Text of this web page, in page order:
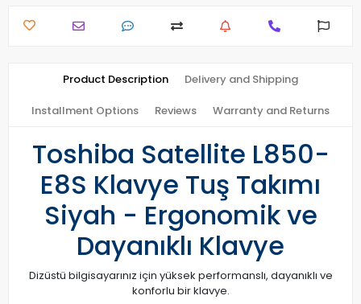
Product Description Delivery and Shipping
Installment Options Reviews Warranty and Returns
Toshiba Satellite L850-
E8S Klavye Tuş Takımı
Siyah - Ergonomik ve
Dayanıklı Klavye
Dizüstü bilgisayarınız için yüksek performanslı, dayanıklı ve
konforlu bir klavye.